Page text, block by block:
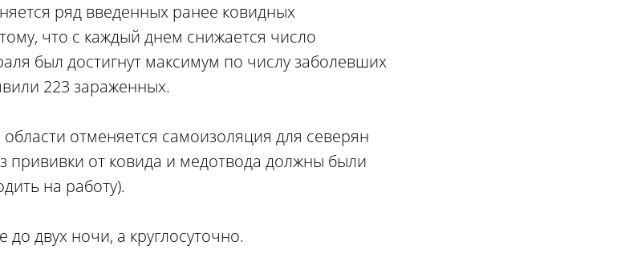
ряд введенных ранее ковидных
что с каждый днем снижается число
был достигнут максимум по числу заболевших
223 зараженных.
отменяется самоизоляция для северян
прививки от ковида и медотвода должны были
на работу).
двух ночи, а круглосуточно.